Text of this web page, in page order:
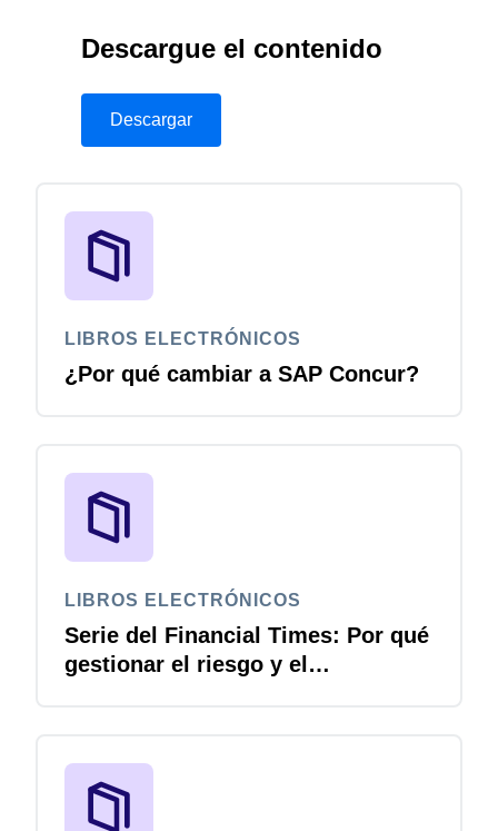
Descargue el contenido
Descargar
LIBROS ELECTRÓNICOS
¿Por qué cambiar a SAP Concur?
LIBROS ELECTRÓNICOS
Serie del Financial Times: Por qué
gestionar el riesgo y el